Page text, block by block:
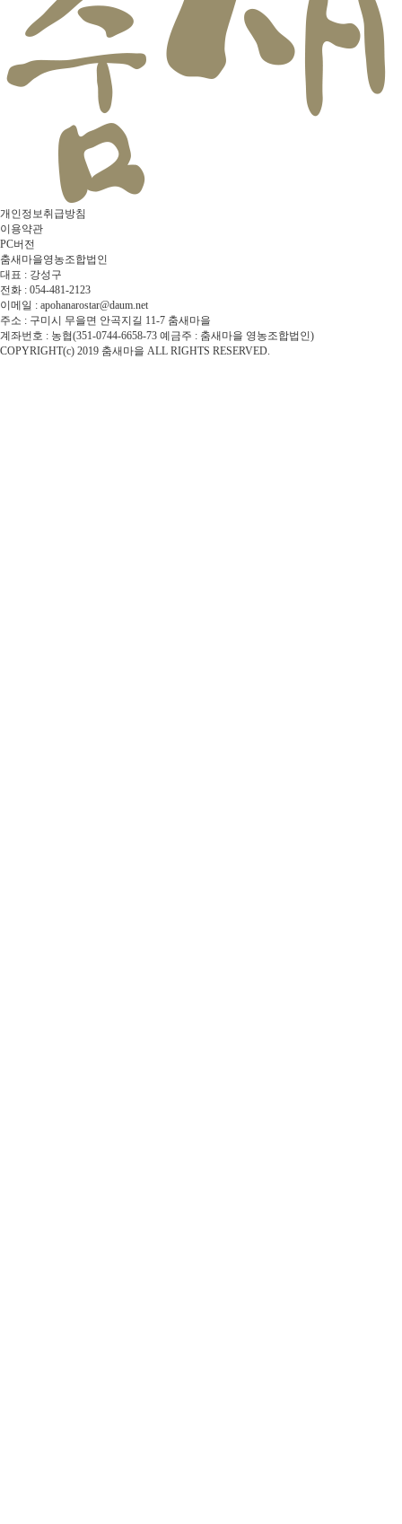
개인정보취급방침
이용약관
PC버전
춤새마을영농조합법인
대표 : 강성구
전화 : 054-481-2123
이메일 : apohanarostar@daum.net
주소 : 구미시 무을면 안곡지길 11-7 춤새마을
계좌번호 : 농협(351-0744-6658-73 예금주 : 춤새마을 영농조합법인)
COPYRIGHT(c) 2019 춤새마을 ALL RIGHTS RESERVED.